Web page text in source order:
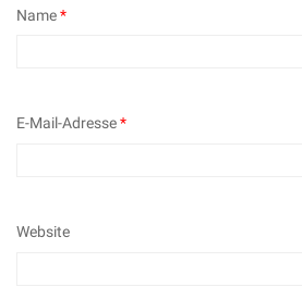
Name*
E-Mail-Adresse*
Website